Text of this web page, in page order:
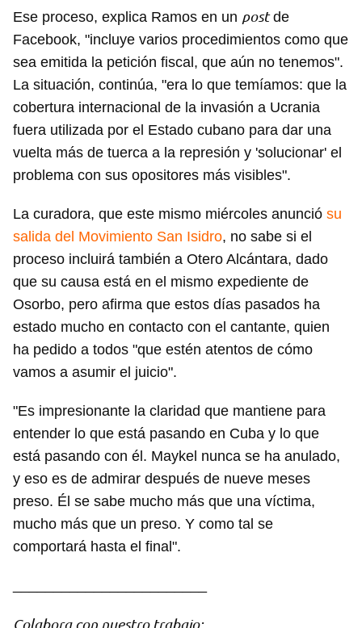
Ese proceso, explica Ramos en un postde
Facebook, "incluye varios procedimientos como que
sea emitida la petición fiscal, que aún no tenemos".
La situación, continúa, "era lo que temíamos: que la
cobertura internacional de la invasión a Ucrania
fuera utilizada por el Estado cubano para dar una
vuelta más de tuerca a la represión y 'solucionar' el
problema con sus opositores más visibles".
La curadora, que este mismo miércoles anunció su
salida del Movimiento San Isidro, no sabe si el
proceso incluirá también a Otero Alcántara, dado
que su causa está en el mismo expediente de
Osorbo, pero afirma que estos días pasados ha
estado mucho en contacto con el cantante, quien
ha pedido a todos "que estén atentos de cómo
vamos a asumir el juicio".
"Es impresionante la claridad que mantiene para
entender lo que está pasando en Cuba y lo que
está pasando con él. Maykel nunca se ha anulado,
y eso es de admirar después de nueve meses
preso. Él se sabe mucho más que una víctima,
mucho más que un preso. Y como tal se
comportará hasta el final".
Colabora con nuestro trabajo: